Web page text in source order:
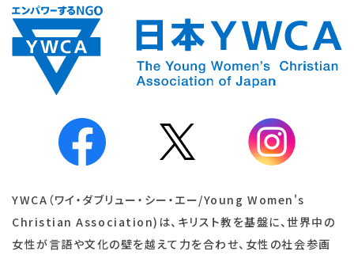
YWCA（ワイ・ダブリュー・シー・エー/Young Women's
Christian Association)は、キリスト教を基盤に、世界中の
女性が言語や文化の壁を越えて力を合わせ、女性の社会参画